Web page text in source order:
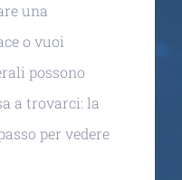
una
o vuoi
possono
a trovarci: la
per vedere